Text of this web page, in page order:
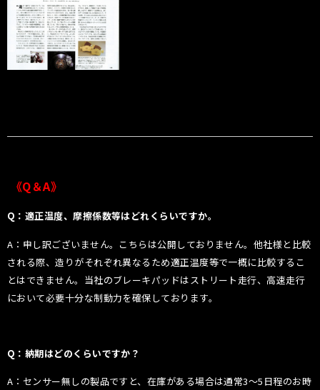
《Q＆A》
Q：適正温度、摩擦係数等はどれくらいですか。
A：申し訳ございません。こちらは公開しておりません。他社様と比較
される際、造りがそれぞれ異なるため適正温度等で一概に比較するこ
とはできません。 当社のブレーキパッドはストリート走行、高速走行
において必要十分な制動力を確保しております。
Q：納期はどのくらいですか？
A：センサー無しの製品ですと、在庫がある場合は通常3〜5日程のお時